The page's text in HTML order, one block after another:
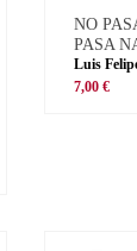
NO
PASA
Luis
7,00 €